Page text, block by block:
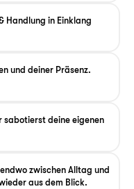
Handlung in Einklang
und deiner Präsenz.
deine eigenen
zwischen Alltag und
aus dem Blick.